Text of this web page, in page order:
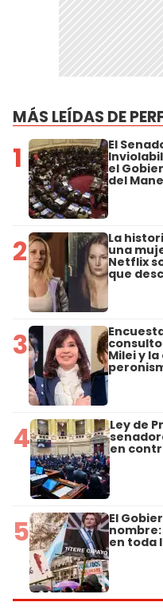
MÁS LEÍDAS DE
1 El
el
del
2 La
una
Netflix
que
3 Milei y
4 Ley de
en
5 El
nombre:
en toda